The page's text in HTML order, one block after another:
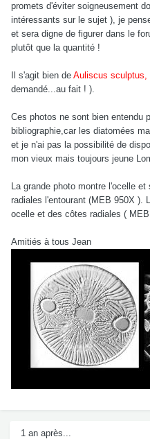
promets d'éviter soigneusement
intéressants sur le sujet ), je
et sera digne de figurer dans le
plutôt que la quantité !
Il s'agit bien de Auliscus sculptus,
demandé...au fait ! ).
Ces photos ne sont bien entendu
bibliographie,car les diatomées
et je n'ai pas la possibilité de
mon vieux mais toujours jeune
La grande photo montre l'ocelle
radiales l'entourant (MEB 950X ).
ocelle et des côtes radiales (
Amitiés à tous Jean
1 an après...